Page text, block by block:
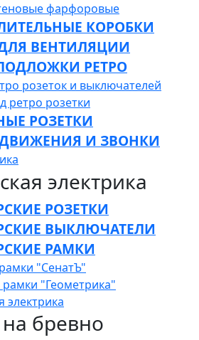
фарфоровые
КОРОБКИ
ВЕНТИЛЯЦИИ
РЕТРО
розеток и выключателей
ретро розетки
РОЗЕТКИ
И ЗВОНКИ
электрика
РОЗЕТКИ
ВЫКЛЮЧАТЕЛИ
РАМКИ
"СенатЪ"
"Геометрика"
электрика
бревно